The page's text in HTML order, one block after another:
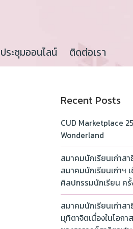
ประชุมออนไลน์ ติดต่อเรา
Recent Posts
CUD Marketplace
Wonderland
สมาคมนักเรียนเก่าส
สมาคมนักเรียนเก่าฯ
ศิลปกรรมนักเรียน ครั้
สมาคมนักเรียนเก่าส
มุทิตาจิตเนื่องในโอก